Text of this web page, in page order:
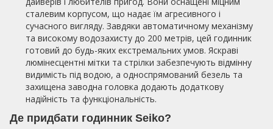
сталевим корпусом, що надає їм агресивного і
сучасного вигляду. Завдяки автоматичному механізму
та високому водозахисту до 200 метрів, цей годинник
готовий до будь-яких екстремальних умов. Яскраві
люмінесцентні мітки та стрілки забезпечують відмінну
видимість під водою, а односпрямований безель та
захищена заводна головка додають додаткову
надійність та функціональність.
Де придбати годинник Seiko?